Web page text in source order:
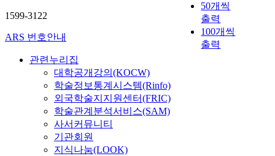
50개씩
출력
100개씩
출력
1599-3122
ARS 번호안내
관련누리집
대학공개강의(KOCW)
학술정보통계시스템(Rinfo)
외국학술지지원센터(FRIC)
학술관계분석서비스(SAM)
사서커뮤니티
기관회원
지식나눔(LOOK)